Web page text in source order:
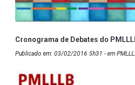
Cronograma de Debates do
Publicado em: 03/02/2016 5h31 - em